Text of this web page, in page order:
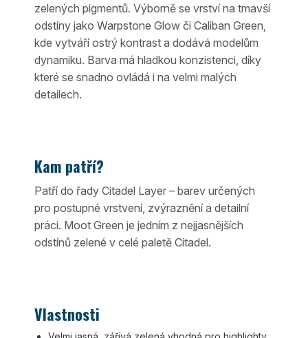
zelených pigmentů. Výborně se vrství na tmavší
odstíny jako Warpstone Glow či Caliban Green,
kde vytváří ostrý kontrast a dodává modelům
dynamiku. Barva má hladkou konzistenci, díky
které se snadno ovládá i na velmi malých
detailech.
Kam patří?
Patří do řady Citadel Layer – barev určených
pro postupné vrstvení, zvýraznění a detailní
práci. Moot Green je jedním z nejjasnějších
odstínů zelené v celé paletě Citadel.
Vlastnosti